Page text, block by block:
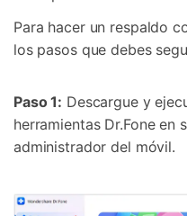
Para hacer un respaldo
los pasos que debes
Paso 1: Descargue y
herramientas Dr.Fone en
administrador del móvil.